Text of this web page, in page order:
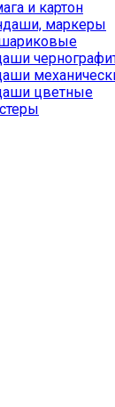
и картон
маркеры
цветные